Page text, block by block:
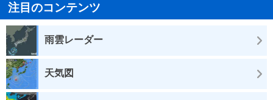
注目のコンテンツ
雨雲レーダー
天気図